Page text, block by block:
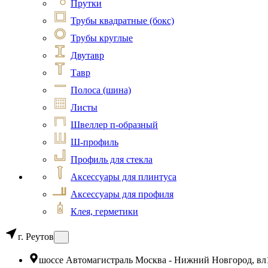
Прутки
Трубы квадратные (бокс)
Трубы круглые
Двутавр
Тавр
Полоса (шина)
Листы
Швеллер п-образный
Ш-профиль
Профиль для стекла
Аксессуары для плинтуса
Аксессуары для профиля
Клея, герметики
г. Реутов
шоссе Автомагистраль Москва - Нижний Новгород,